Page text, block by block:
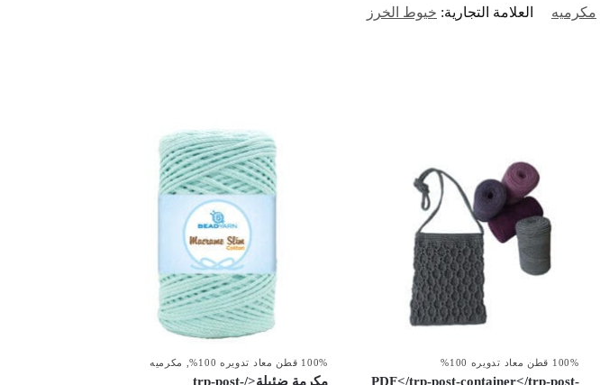
مكرميه العلامة التجارية: خيوط الخرز
100% قطن معاد تدويره 100%
PDF</trp-post-container</trp-post-
100% قطن معاد تدويره 100% , مكرميه
مكرمة ضئيلة</trp-post-